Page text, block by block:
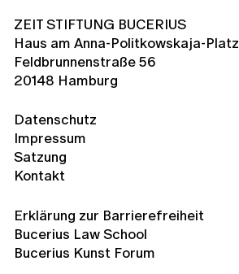
ZEIT STIFTUNG BUCERIUS
Haus am Anna-Politkowskaja-Platz
Feldbrunnenstraße 56
20148 Hamburg
Datenschutz
Impressum
Satzung
Kontakt
Erklärung zur Barrierefreiheit
Bucerius Law School
Bucerius Kunst Forum